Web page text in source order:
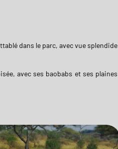
dans le parc, avec vue splendide
avec ses baobabs et ses plaines